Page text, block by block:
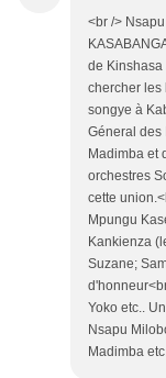
<br />
de Kinshasa
chercher les
songye à
Géneral des
Madimba et
orchestres
cette
Mpungu
Kankienza
Suzane;
Yoko etc..
Nsapu
Madimba